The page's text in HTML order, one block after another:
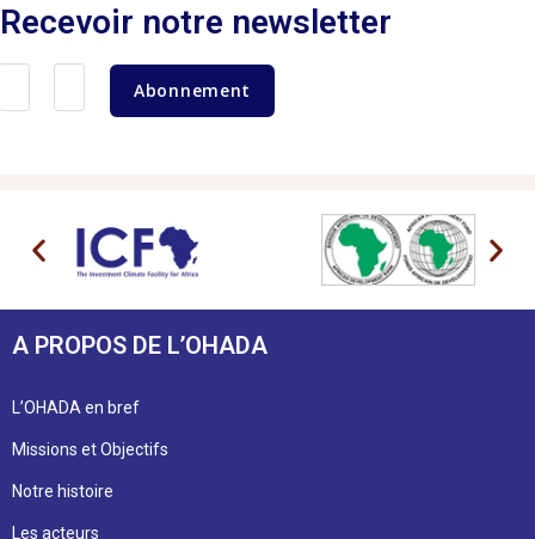
Recevoir notre newsletter
Abonnement
A PROPOS DE L’OHADA
L’OHADA en bref
Missions et Objectifs
Notre histoire
Les acteurs